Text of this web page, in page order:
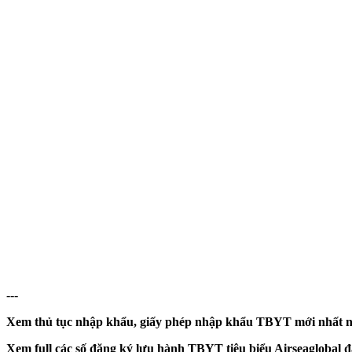
---
Xem thủ tục nhập khẩu, giấy phép nhập khẩu TBYT mới nhất
Xem full các số đăng ký lưu hành TBYT tiêu biểu Airseaglobal